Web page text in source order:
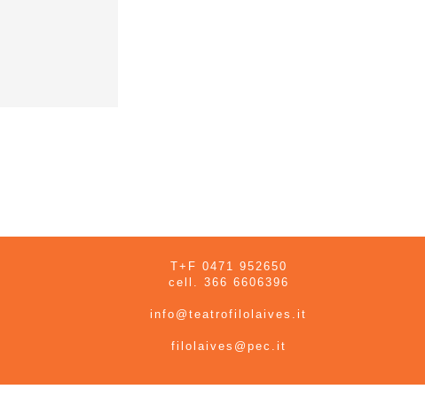
T+F 0471 952650
cell. 366 6606396
info@teatrofilolaives.it
filolaives@pec.it